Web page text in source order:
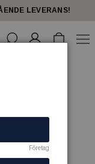
LEVERANS!
Företag